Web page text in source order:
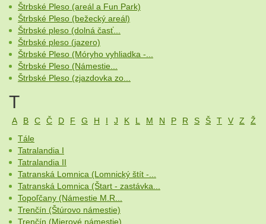
Štrbské Pleso (areál a Fun Park)
Štrbské Pleso (bežecký areál)
Štrbské pleso (dolná časť...
Štrbské pleso (jazero)
Štrbské Pleso (Móryho vyhliadka -...
Štrbské Pleso (Námestie...
Štrbské Pleso (zjazdovka zo...
T
A B C Č D F G H I J K L M N P R S Š T V Z
Ž
Tále
Tatralandia I
Tatralandia II
Tatranská Lomnica (Lomnický štít -...
Tatranská Lomnica (Štart - zastávka...
Topoľčany (Námestie M.R...
Trenčín (Štúrovo námestie)
Trenčín (Mierové námestie)